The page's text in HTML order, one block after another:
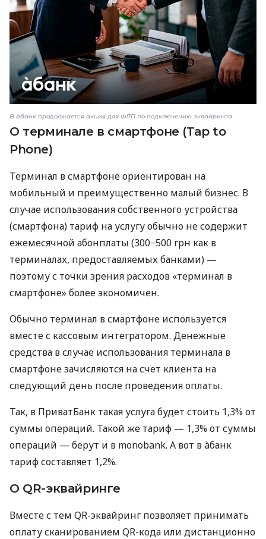
В àбанк продолжается акция для ФЛП по подключению эквайринга
О терминале в смартфоне (Tap to
Phone)
Терминал в смартфоне ориентирован на
мобильный и преимущественно малый бизнес. В
случае использования собственного устройства
(смартфона) тариф на услугу обычно не содержит
ежемесячной абонплаты (300−500 грн как в
терминалах, предоставляемых банками) —
поэтому с точки зрения расходов «терминал в
смартфоне» более экономичен.
Обычно терминал в смартфоне используется
вместе с кассовым интегратором. Денежные
средства в случае использования терминала в
смартфоне зачисляются на счет клиента на
следующий день после проведения оплаты.
Так, в ПриватБанк такая услуга будет стоить 1,3% от
суммы операций. Такой же тариф — 1,3% от суммы
операций — берут и в monobank. А вот в àбанк
тариф составляет 1,2%.
О QR-эквайринге
Вместе с тем QR-эквайринг позволяет принимать
оплату сканированием QR-кода или дистанционно